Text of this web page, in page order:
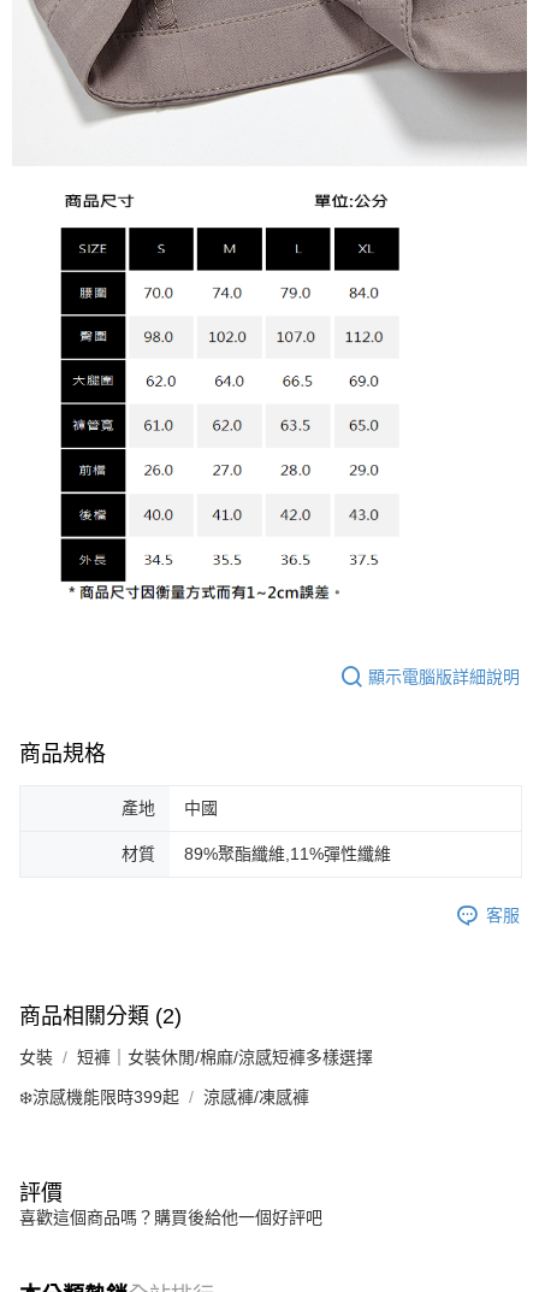
顯示電腦版詳細說明
商品規格
產地 中國
材質 89%聚酯纖維,11%彈性纖維
客服
商品相關分類 (2)
女裝 短褲｜女裝休閒/棉麻/涼感短褲多樣選擇
❄️涼感機能限時399起 涼感褲/凍感褲
評價
喜歡這個商品嗎？購買後給他一個好評吧